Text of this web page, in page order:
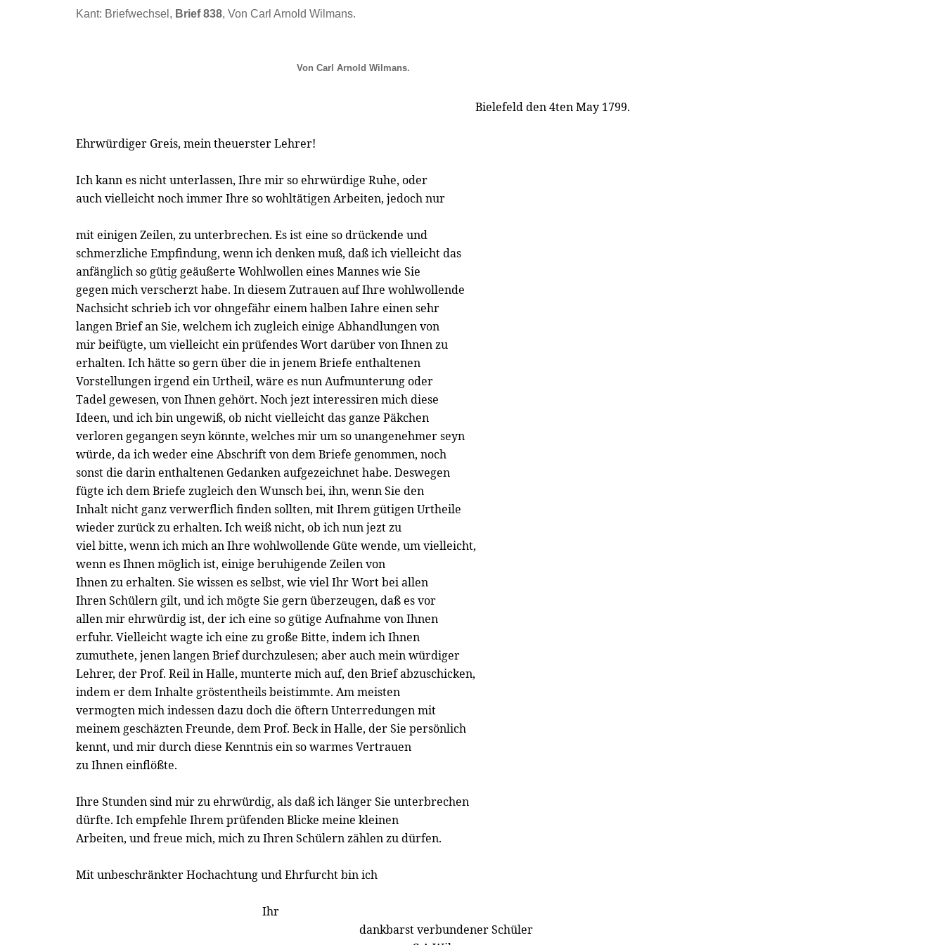
Kant: Briefwechsel, Brief 838, Von Carl Arnold Wilmans.
Von Carl Arnold Wilmans.
Bielefeld den 4ten May 1799.
Ehrwürdiger Greis, mein theuerster Lehrer!
Ich kann es nicht unterlassen, Ihre mir so ehrwürdige Ruhe, oder
auch vielleicht noch immer Ihre so wohltätigen Arbeiten, jedoch nur
mit einigen Zeilen, zu unterbrechen. Es ist eine so drückende und
schmerzliche Empfindung, wenn ich denken muß, daß ich vielleicht das
anfänglich so gütig geäußerte Wohlwollen eines Mannes wie Sie
gegen mich verscherzt habe. In diesem Zutrauen auf Ihre wohlwollende
Nachsicht schrieb ich vor ohngefähr einem halben Iahre einen sehr
langen Brief an Sie, welchem ich zugleich einige Abhandlungen von
mir beifügte, um vielleicht ein prüfendes Wort darüber von Ihnen zu
erhalten. Ich hätte so gern über die in jenem Briefe enthaltenen
Vorstellungen irgend ein Urtheil, wäre es nun Aufmunterung oder
Tadel gewesen, von Ihnen gehört. Noch jezt interessiren mich diese
Ideen, und ich bin ungewiß, ob nicht vielleicht das ganze Päkchen
verloren gegangen seyn könnte, welches mir um so unangenehmer seyn
würde, da ich weder eine Abschrift von dem Briefe genommen, noch
sonst die darin enthaltenen Gedanken aufgezeichnet habe. Deswegen
fügte ich dem Briefe zugleich den Wunsch bei, ihn, wenn Sie den
Inhalt nicht ganz verwerflich finden sollten, mit Ihrem gütigen Urtheile
wieder zurück zu erhalten. Ich weiß nicht, ob ich nun jezt zu
viel bitte, wenn ich mich an Ihre wohlwollende Güte wende, um vielleicht,
wenn es Ihnen möglich ist, einige beruhigende Zeilen von
Ihnen zu erhalten. Sie wissen es selbst, wie viel Ihr Wort bei allen
Ihren Schülern gilt, und ich mögte Sie gern überzeugen, daß es vor
allen mir ehrwürdig ist, der ich eine so gütige Aufnahme von Ihnen
erfuhr. Vielleicht wagte ich eine zu große Bitte, indem ich Ihnen
zumuthete, jenen langen Brief durchzulesen; aber auch mein würdiger
Lehrer, der Prof. Reil in Halle, munterte mich auf, den Brief abzuschicken,
indem er dem Inhalte gröstentheils beistimmte. Am meisten
vermogten mich indessen dazu doch die öftern Unterredungen mit
meinem geschäzten Freunde, dem Prof. Beck in Halle, der Sie persönlich
kennt, und mir durch diese Kenntnis ein so warmes Vertrauen
zu Ihnen einflößte.
Ihre Stunden sind mir zu ehrwürdig, als daß ich länger Sie unterbrechen
dürfte. Ich empfehle Ihrem prüfenden Blicke meine kleinen
Arbeiten, und freue mich, mich zu Ihren Schülern zählen zu dürfen.
Mit unbeschränkter Hochachtung und Ehrfurcht bin ich
Ihr
dankbarst verbundener Schüler